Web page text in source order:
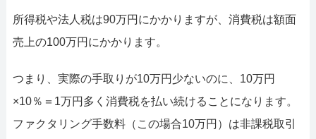
所得税や法人税は90万円にかかりますが、消費税は額面
売上の100万円にかかります。
つまり、実際の手取りが10万円少ないのに、10万円
×10％＝1万円多く消費税を払い続けることになります。
ファクタリング手数料（この場合10万円）は非課税取引